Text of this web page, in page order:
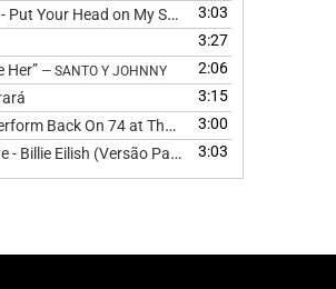
Put Your Head on My Shoulder (Cover) by The
3:03
3:27
Her” — SANTO Y JOHNNY 2:06
3:15
Back On 74 at The BRIT Awards 2024
3:00
- Billie Eilish (Versão Pagode )
3:03